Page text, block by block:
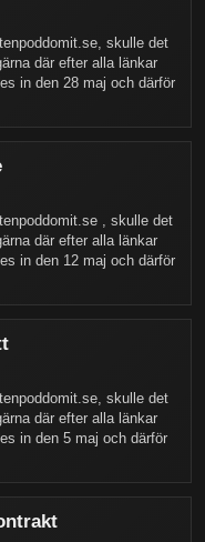
skulle det
där efter alla länkar
in den 28 maj och därför
, skulle det
där efter alla länkar
in den 12 maj och därför
skulle det
där efter alla länkar
in den 5 maj och därför